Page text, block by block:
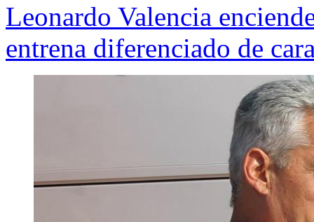
Leonardo Valencia
entrena diferenciado de